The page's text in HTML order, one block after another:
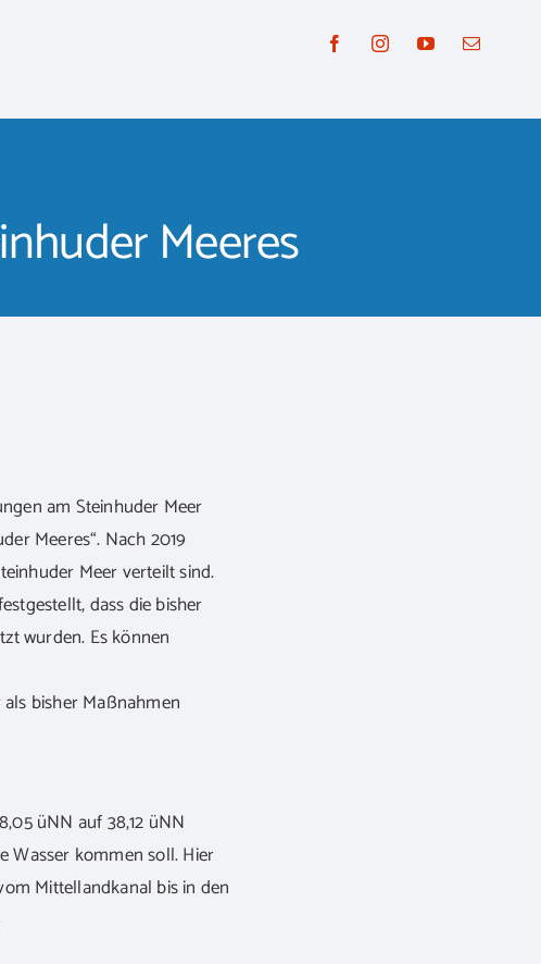
Meeres
am Steinhuder Meer
Meeres“. Nach 2019
Meer verteilt sind.
dass die bisher
wurden. Es können
bisher Maßnahmen
üNN auf 38,12 üNN
Wasser kommen soll. Hier
Mittellandkanal bis in den